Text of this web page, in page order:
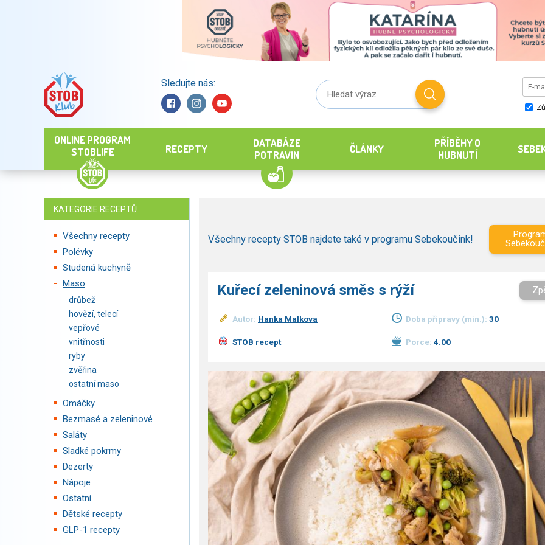
Sledujte nás:
ONLINE PROGRAM
STOBLIFE
RECEPTY
DATABÁZE
POTRAVIN
ČLÁNKY
PŘÍBĚHY O
HUBNUTÍ
KATEGORIE RECEPTŮ
Všechny recepty
Polévky
Studená kuchyně
Maso
drůbež
hovězí, telecí
vepřové
vnitřnosti
ryby
zvěřina
ostatní maso
Omáčky
Bezmasé a zeleninové
Saláty
Sladké pokrmy
Dezerty
Nápoje
Ostatní
Dětské recepty
GLP-1 recepty
Všechny recepty STOB najdete také v programu Sebekoučink!
Kuřecí zeleninová směs s rýží
Autor: Hanka Malkova Doba přípravy (min.): 30
STOB recept Porce: 4.00